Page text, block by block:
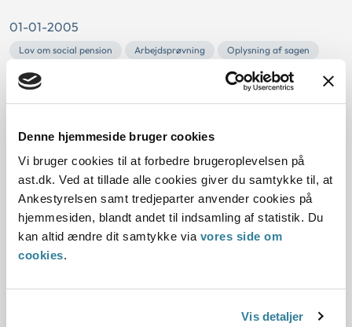
Denne hjemmeside bruger cookies
Vi bruger cookies til at forbedre brugeroplevelsen på
ast.dk. Ved at tillade alle cookies giver du samtykke til, at
Ankestyrelsen samt tredjeparter anvender cookies på
hjemmesiden, blandt andet til indsamling af statistik. Du
kan altid ændre dit samtykke via vores side om
cookies.
Vis detaljer
01-01-2005
Lov om social pension Arbejdsprøvning
Oplysning af sagen
Pensionsberettigelse
Udbetaling Danmark
Kommunen havde pligt til at iværksætte arbejdsprøvning
eller lignende med henblik på udredning af arbejdsevnen,
da pensionsansøgeren kun havde haft ga...
Ankestyrelsens principafgørelse U-
4-02